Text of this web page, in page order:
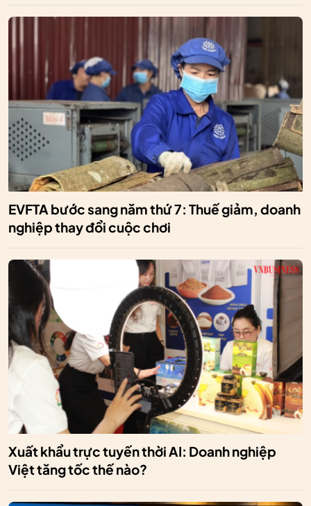
EVFTA bước sang năm thứ 7: Thuế giảm, doanh
nghiệp thay đổi cuộc chơi
Xuất khẩu trực tuyến thời AI: Doanh nghiệp
Việt tăng tốc thế nào?